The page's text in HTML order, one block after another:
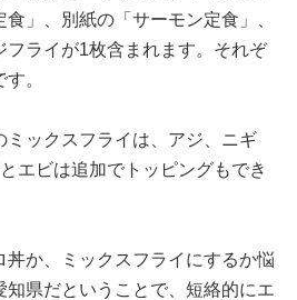
」、別紙の「サーモン定食」、
フライが1枚含まれます。それぞ
。
ミックスフライは、アジ、ニギ
エビは追加でトッピングもでき
丼か、ミックスフライにするか悩
知県だということで、短絡的にエ